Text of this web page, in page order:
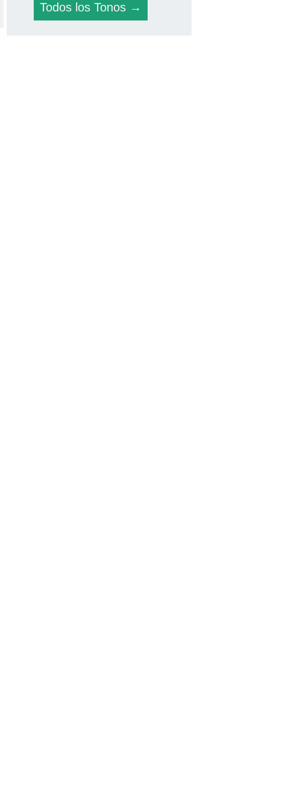
Todos los Tonos →